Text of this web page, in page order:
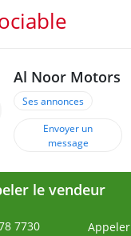
Al Noor Motors
Ses annonces
Envoyer un
message
le vendeur
7730 Appeler